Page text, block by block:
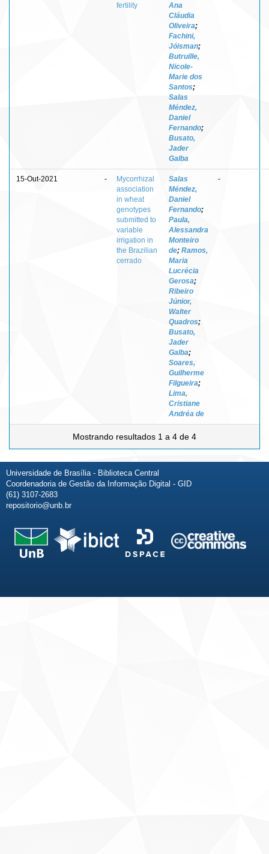
fertility
Ana
Cláudia
Oliveira;
Fachini,
Jóisman;
Butruille,
Nicole-
Marie dos
Santos;
Salas
Méndez,
Daniel
Fernando;
Busato,
Jader
Galba
15-Out-2021 -
Mycorrhizal
association
in wheat
genotypes
submitted to
variable
irrigation in
the Brazilian
cerrado
Salas
Méndez,
Daniel
Fernando;
Paula,
Alessandra
Monteiro
de; Ramos,
Maria
Lucrécia
Gerosa;
Ribeiro
Júnior,
Walter
Quadros;
Busato,
Jader
Galba;
Soares,
Guilherme
Filgueira;
Lima,
Cristiane
Andréa de
-
Mostrando resultados 1 a 4 de 4
Universidade de Brasília - Biblioteca Central
Coordenadoria de Gestão da Informação Digital - GID
(61) 3107-2683
repositorio@unb.br